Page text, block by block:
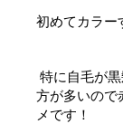
初めてカラー
特に自毛が
方が多いので
メです！